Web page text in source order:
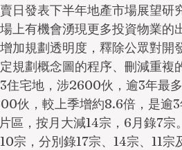
日發表下半年地產市場展望研
上有機會湧現更多投資物業的
加規劃透明度，釋除公眾對開
規劃概念圖的程序、刪減重複
住宅地，涉2600伙，逾3年最
伙，較上季增約8.6倍，是逾
區，按月大減14宗，6月錄7
宗，分別錄17宗、14宗、11